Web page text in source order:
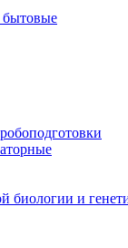
бытовые
биологии и